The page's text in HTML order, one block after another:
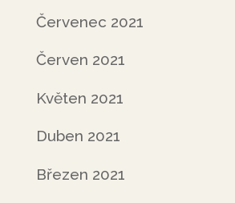
Červenec 2021
Červen 2021
Květen 2021
Duben 2021
Březen 2021